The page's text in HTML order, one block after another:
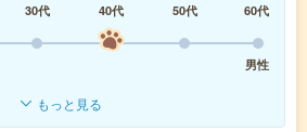
30代 40代 50代
60代
男性
もっと見る